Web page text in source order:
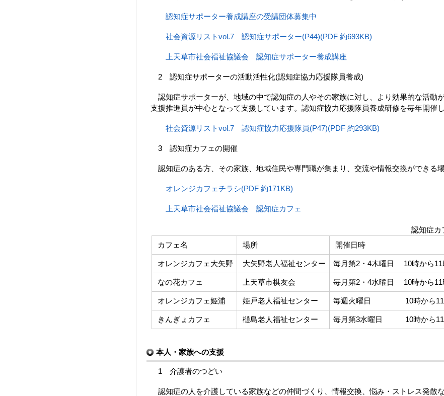
認知症サポーター養成講座の受講団体募集中
社会資源リストvol.7 認知症サポーター(P44)(PDF 約693KB)
上天草市社会福祉協議会 認知症サポーター養成講座
2 認知症サポーターの活動活性化(認知症協力応援隊員養成)
認知症サポーターが、地域の中で認知症の人やその家族に対し、より効果的な活動
支援推進員が中心となって支援しています。認知症協力応援隊員養成研修を毎年開催し
社会資源リストvol.7 認知症協力応援隊員(P47)(PDF 約293KB)
3 認知症カフェの開催
認知症のある方、その家族、地域住民や専門職が集まり、交流や情報交換ができる場
オレンジカフェチラシ(PDF 約171KB)
上天草市社会福祉協議会 認知症カフェ
認知症カ
カフェ名
場所 開催日時
オレンジカフェ大矢野 大矢野老人福祉センター 毎月第2・4木曜日 10時から11
なの花カフェ 上天草市棋友会 毎月第2・4水曜日 10時から11
オレンジカフェ姫浦 姫戸老人福祉センター 毎週火曜日 10時から11
きんぎょカフェ 樋島老人福祉センター 毎月第3水曜日 10時から11
本人・家族への支援
1 介護者のつどい
認知症の人を介護している家族などの仲間づくり、情報交換、悩み・ストレス発散